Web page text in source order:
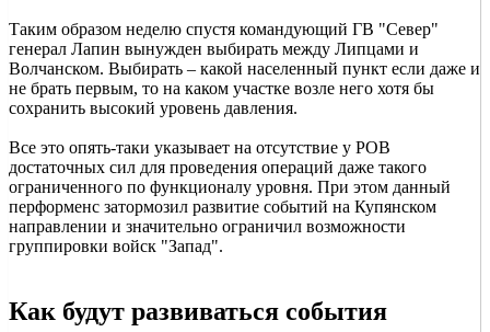
Таким образом неделю спустя командующий ГВ "Север"
генерал Лапин вынужден выбирать между Липцами и
Волчанском. Выбирать – какой населенный пункт если даже и
не брать первым, то на каком участке возле него хотя бы
сохранить высокий уровень давления.
Все это опять-таки указывает на отсутствие у РОВ
достаточных сил для проведения операций даже такого
ограниченного по функционалу уровня. При этом данный
перформенс затормозил развитие событий на Купянском
направлении и значительно ограничил возможности
группировки войск "Запад".
Как будут развиваться события